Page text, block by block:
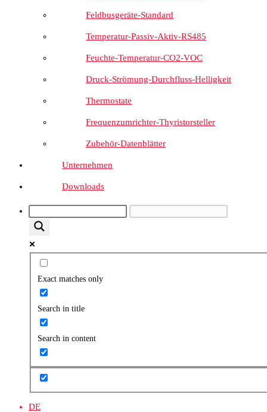
Feldbusgeräte-Standard
Temperatur-Passiv-Aktiv-RS485
Feuchte-Temperatur-CO2-VOC
Druck-Strömung-Durchfluss-Helligkeit
Thermostate
Frequenzumrichter-Thyristorsteller
Zubehör-Datenblätter
Unternehmen
Downloads
Exact matches only
Search in title
Search in content
DE